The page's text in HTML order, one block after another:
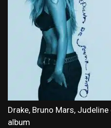
Drake, Bruno Mars,
album